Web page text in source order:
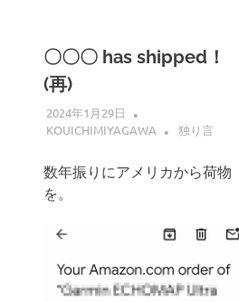
〇〇〇 has shipped！
(再)
2024年1月29日
KOUICHIMIYAGAWA
独り言
数年振りにアメリカから荷物
を。